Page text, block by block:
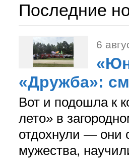
Последние
6
«Дружба»:
Вот и подошла к
лето» в
отдохнули — они
мужества,